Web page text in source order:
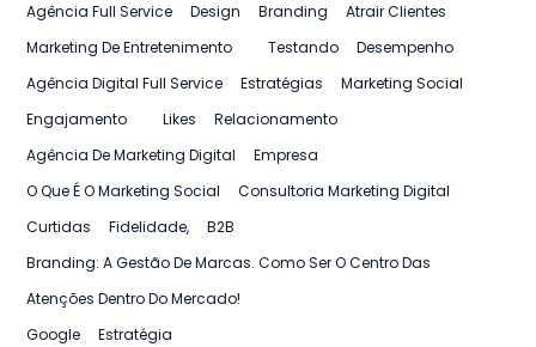
Agência Full Service
Design Branding
Atrair Clientes
Marketing De Entretenimento
Testando
Desempenho
Agência Digital Full Service
Estratégias
Marketing Social
Engajamento
Likes
Relacionamento
Agência De Marketing Digital
Empresa
O Que É O Marketing Social
Consultoria Marketing Digital
Curtidas
Fidelidade,
B2B
Branding: A Gestão De Marcas. Como Ser O Centro Das
Atenções Dentro Do Mercado!
Google
Estratégia